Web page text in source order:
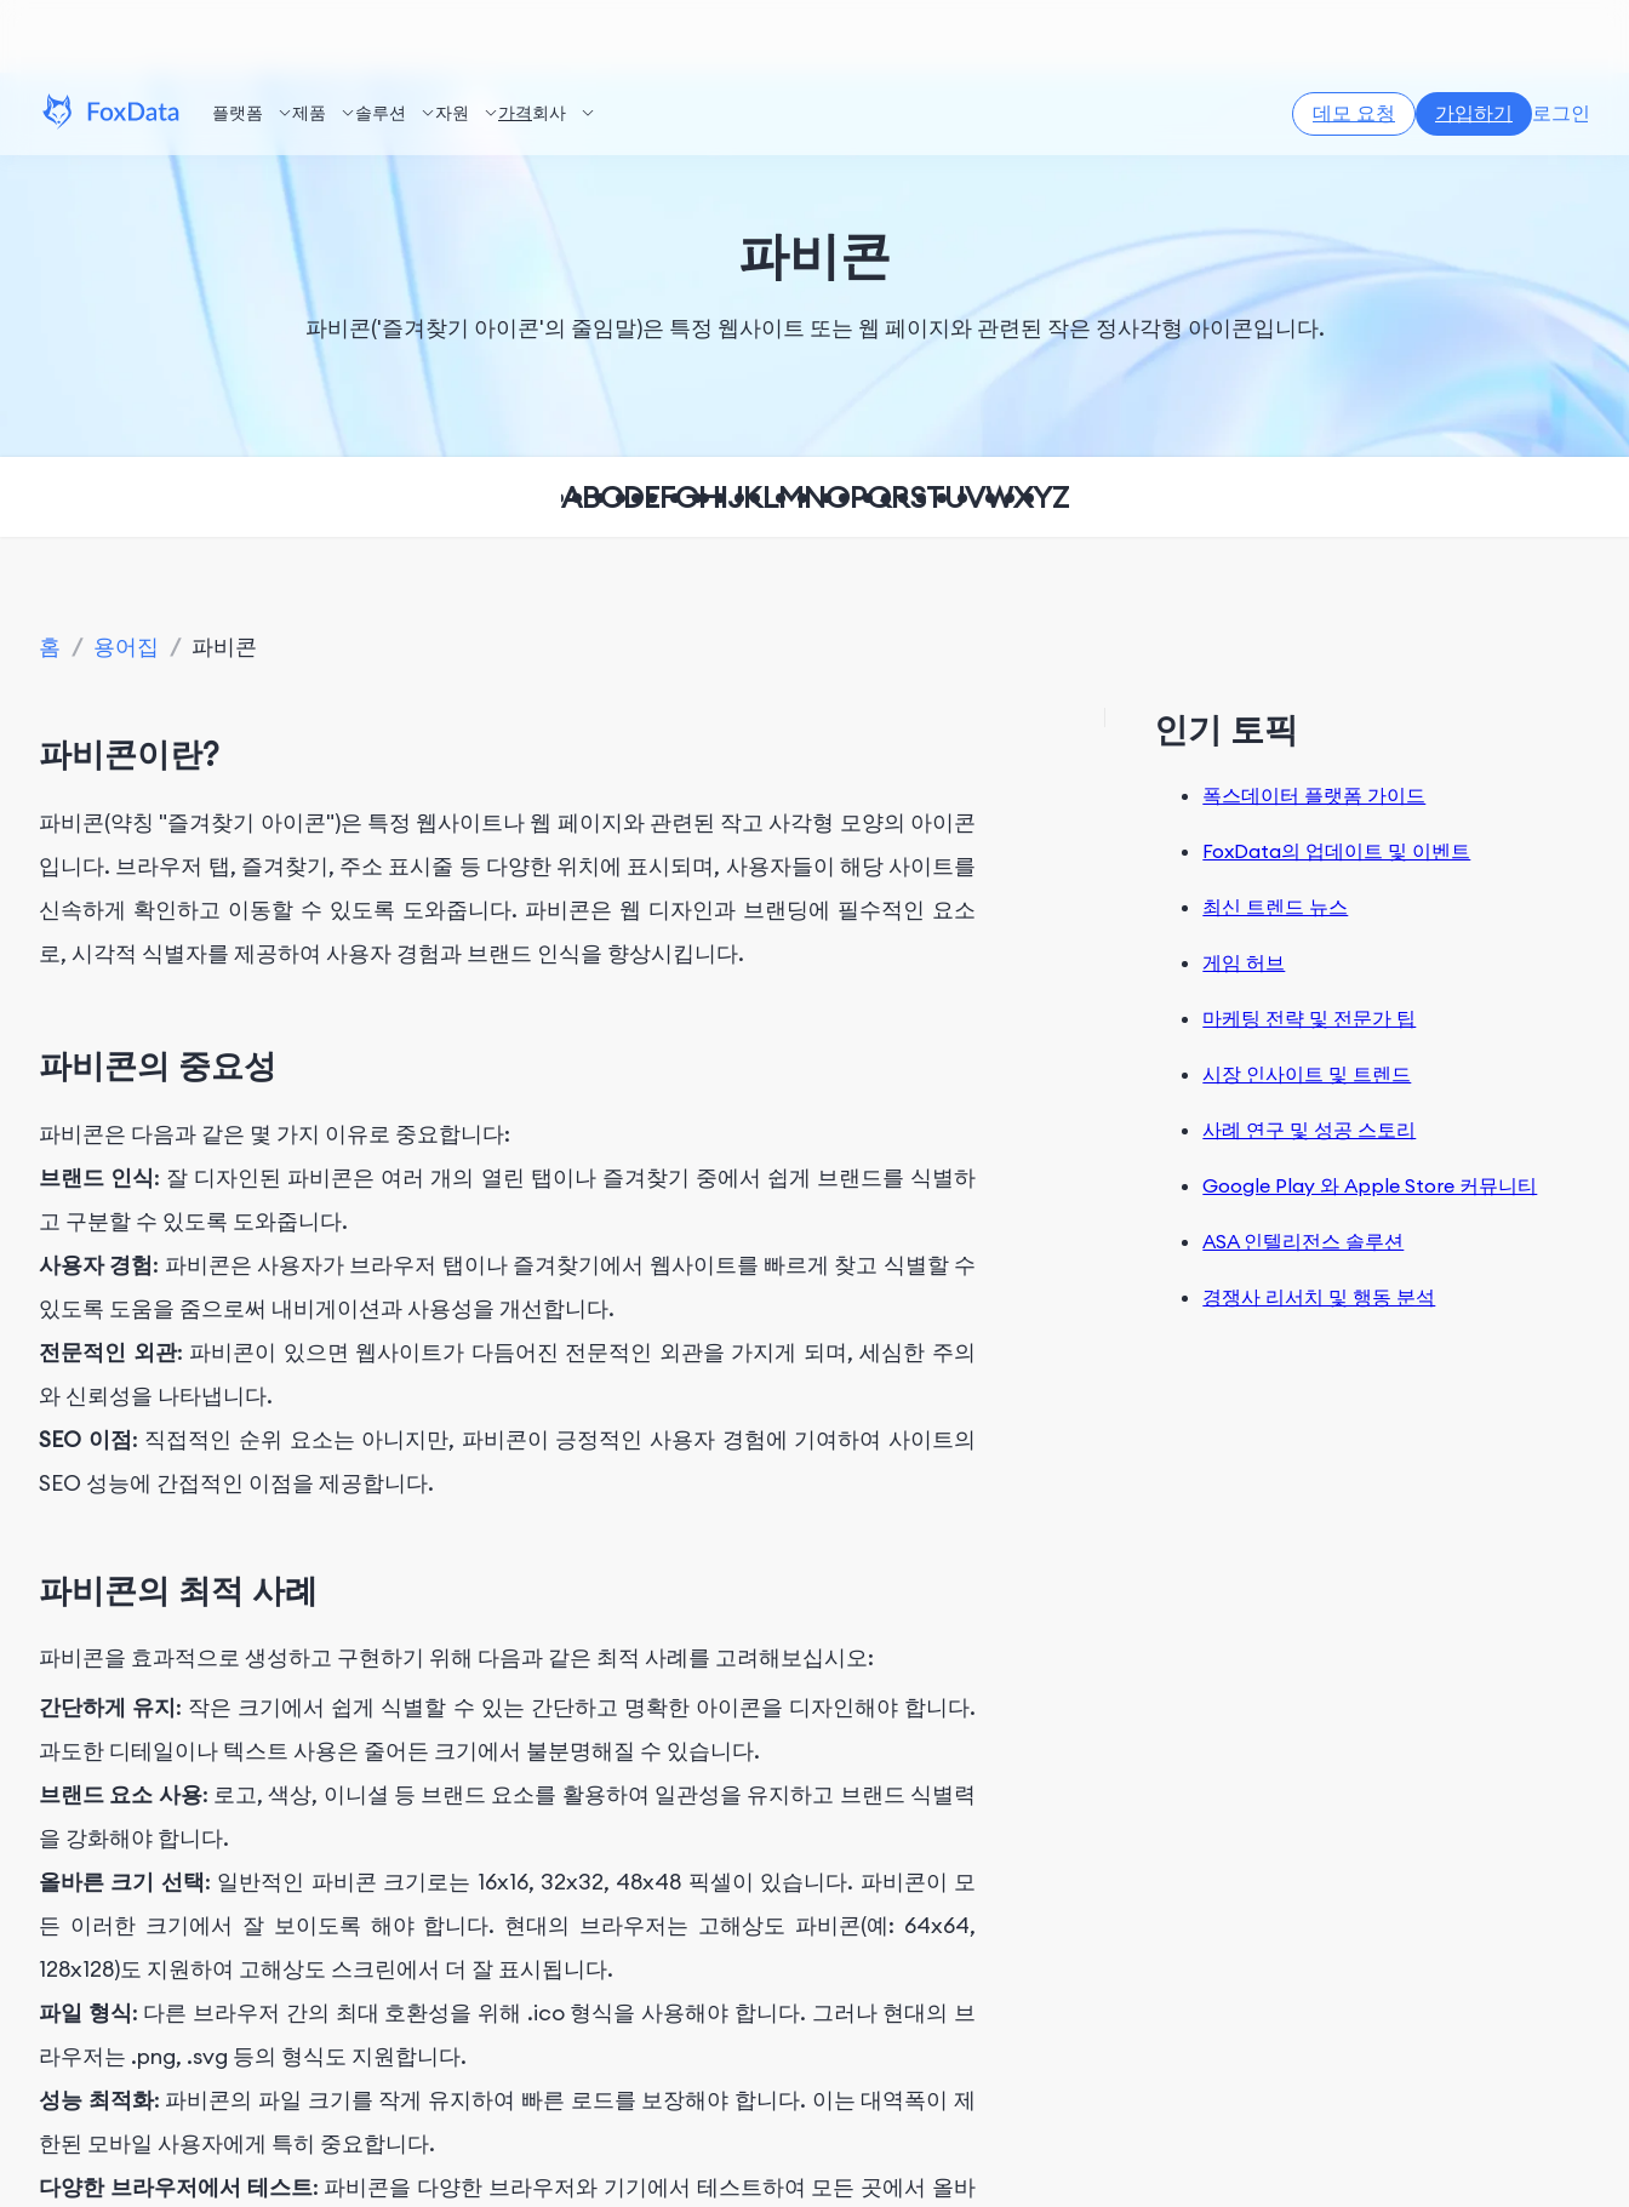
플랫폼 제품 솔루션 자원 가격회사 데모 요청 가입하기 로그인
파비콘
파비콘('즐겨찾기 아이콘'의 줄임말)은 특정 웹사이트 또는 웹 페이지와 관련된 작은 정사각형 아이콘입니다.
ABCDEFGHIJKLMNOPQRSTUVWXYZ
홈 / 용어집 / 파비콘
파비콘이란?
파비콘(약칭 "즐겨찾기 아이콘")은 특정 웹사이트나 웹 페이지와 관련된 작고 사각형 모양의 아이콘
입니다. 브라우저 탭, 즐겨찾기, 주소 표시줄 등 다양한 위치에 표시되며, 사용자들이 해당 사이트를
신속하게 확인하고 이동할 수 있도록 도와줍니다. 파비콘은 웹 디자인과 브랜딩에 필수적인 요소
로, 시각적 식별자를 제공하여 사용자 경험과 브랜드 인식을 향상시킵니다.
파비콘의 중요성
파비콘은 다음과 같은 몇 가지 이유로 중요합니다:
브랜드 인식: 잘 디자인된 파비콘은 여러 개의 열린 탭이나 즐겨찾기 중에서 쉽게 브랜드를 식별하
고 구분할 수 있도록 도와줍니다.
사용자 경험: 파비콘은 사용자가 브라우저 탭이나 즐겨찾기에서 웹사이트를 빠르게 찾고 식별할 수
있도록 도움을 줌으로써 내비게이션과 사용성을 개선합니다.
전문적인 외관: 파비콘이 있으면 웹사이트가 다듬어진 전문적인 외관을 가지게 되며, 세심한 주의
와 신뢰성을 나타냅니다.
SEO 이점: 직접적인 순위 요소는 아니지만, 파비콘이 긍정적인 사용자 경험에 기여하여 사이트의
SEO 성능에 간접적인 이점을 제공합니다.
파비콘의 최적 사례
파비콘을 효과적으로 생성하고 구현하기 위해 다음과 같은 최적 사례를 고려해보십시오:
간단하게 유지: 작은 크기에서 쉽게 식별할 수 있는 간단하고 명확한 아이콘을 디자인해야 합니다.
과도한 디테일이나 텍스트 사용은 줄어든 크기에서 불분명해질 수 있습니다.
브랜드 요소 사용: 로고, 색상, 이니셜 등 브랜드 요소를 활용하여 일관성을 유지하고 브랜드 식별력
을 강화해야 합니다.
올바른 크기 선택: 일반적인 파비콘 크기로는 16x16, 32x32, 48x48 픽셀이 있습니다. 파비콘이 모
든 이러한 크기에서 잘 보이도록 해야 합니다. 현대의 브라우저는 고해상도 파비콘(예: 64x64,
128x128)도 지원하여 고해상도 스크린에서 더 잘 표시됩니다.
파일 형식: 다른 브라우저 간의 최대 호환성을 위해 .ico 형식을 사용해야 합니다. 그러나 현대의 브
라우저는 .png, .svg 등의 형식도 지원합니다.
성능 최적화: 파비콘의 파일 크기를 작게 유지하여 빠른 로드를 보장해야 합니다. 이는 대역폭이 제
한된 모바일 사용자에게 특히 중요합니다.
다양한 브라우저에서 테스트: 파비콘을 다양한 브라우저와 기기에서 테스트하여 모든 곳에서 올바
인기 토픽
폭스데이터 플랫폼 가이드
FoxData의 업데이트 및 이벤트
최신 트렌드 뉴스
게임 허브
마케팅 전략 및 전문가 팁
시장 인사이트 및 트렌드
사례 연구 및 성공 스토리
Google Play 와 Apple Store 커뮤니티
ASA 인텔리전스 솔루션
경쟁사 리서치 및 행동 분석